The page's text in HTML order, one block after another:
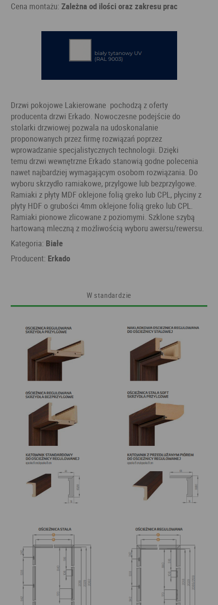
Cena montażu:Zależna od ilości oraz zakresu prac
Drzwi pokojowe Lakierowane pochodzą z oferty
producenta drzwi Erkado. Nowoczesne podejście do
stolarki drzwiowej pozwala na udoskonalanie
proponowanych przez firmę rozwiązań poprzez
wprowadzanie specjalistycznych technologii. Dzięki
temu drzwi wewnętrzne Erkado stanowią godne polecenia
nawet najbardziej wymagającym osobom rozwiązania. Do
wyboru skrzydło ramiakowe, przylgowe lub bezprzylgowe.
Ramiaki z płyty MDF oklejone folią greko lub CPL, płyciny z
płyty HDF o grubości 4mm oklejone folią greko lub CPL.
Ramiaki pionowe zlicowane z poziomymi. Szklone szybą
hartowaną mleczną z możliwością wyboru awersu/rewersu.
Kategoria: Białe
Producent: Erkado
W standardzie